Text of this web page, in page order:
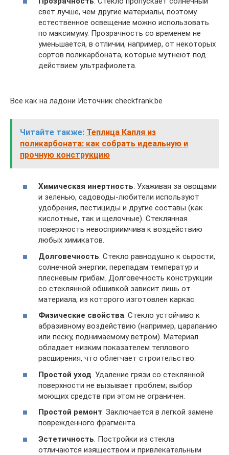
свет лучше, чем другие материалы, поэтому
естественное освещение можно использовать
по максимуму. Прозрачность со временем не
уменьшается, в отличии, например, от некоторых
сортов поликарбоната, которые мутнеют под
действием ультрафиолета.
Все как на ладони Источник checkfrank.be
Читайте также: Теплица Капля из
поликарбоната: как собрать идеальную и
прочную конструкцию
Химическая инертность. Ухаживая за овощами
и зеленью, садоводы-любители используют
удобрения, пестициды и другие составы (как
кислотные, так и щелочные). Стеклянная
поверхность невосприимчива к воздействию
любых химикатов.
Долговечность . Стекло равнодушно к сырости,
солнечной энергии, перепадам температур и
плесневым грибам. Долговечность конструкции
со стеклянной обшивкой зависит лишь от
материала, из которого изготовлен каркас.
Физические свойства. Стекло устойчиво к
абразивному воздействию (например, царапанию
или песку, поднимаемому ветром). Материал
обладает низким показателем теплового
расширения, что облегчает строительство.
Простой уход . Удаление грязи со стеклянной
поверхности не вызывает проблем; выбор
моющих средств при этом не ограничен.
Простой ремонт. Заключается в легкой замене
поврежденного фрагмента.
Эстетичность . Постройки из стекла
отличаются изяществом и привлекательным